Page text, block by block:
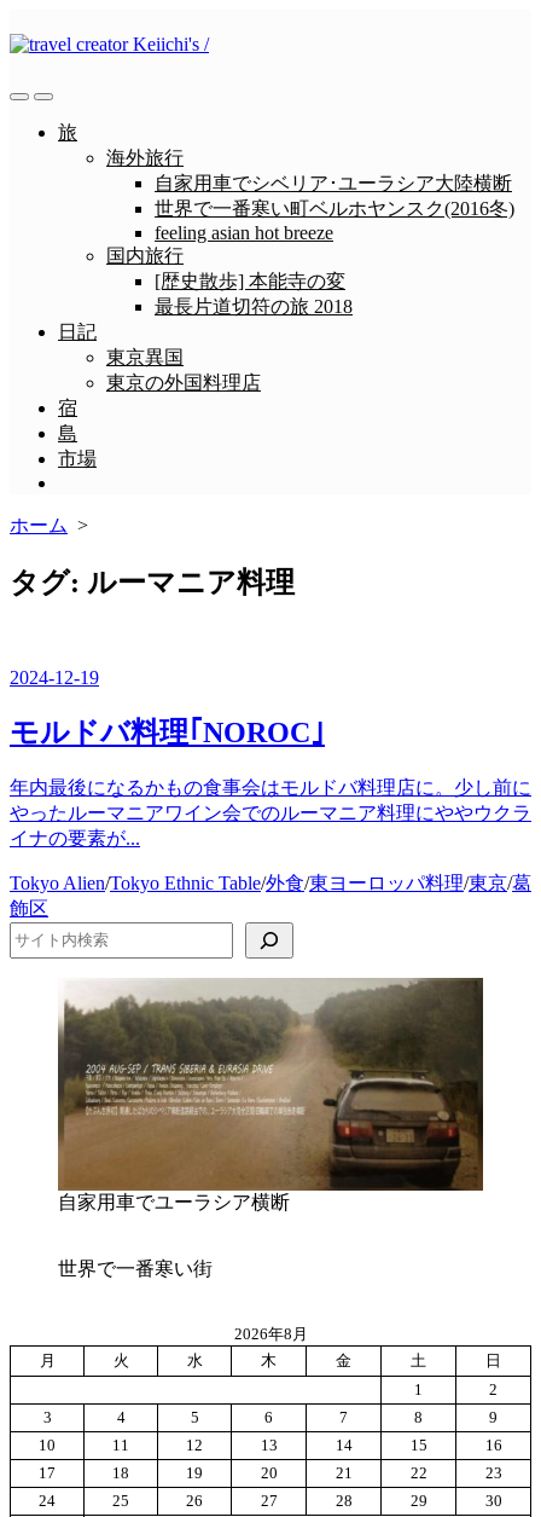
ン
ン
検
メ
ニ 旅
海外旅行
自家用車でシベリア･ユーラシア大陸横断
世界で一番寒い町ベルホヤンスク(2016冬)
feeling asian hot breeze
国内旅行
[歴史散歩] 本能寺の変
最長片道切符の旅 2018
日記
東京異国
東京の外国料理店
宿
島
市場
ュ
を
閉
ホーム >
タグ: ルーマニア料理
2024-12-19
モルドバ料理｢NOROC｣
年内最後になるかもの食事会はモルドバ料理店に。少し前に
やったルーマニアワイン会でのルーマニア料理にややウクラ
イナの要素が...
カ
テ
ゴ
リ
Tokyo Alien/Tokyo Ethnic Table/外食/東ヨーロッパ料理/東京/葛
飾区
検索
自家用車でユーラシア横断
世界で一番寒い街
2026年8月
月
火 水 木 金 土
日
1
2
3
4 5 6 7 8
9
10
11 12 13 14 15
16
17
18 19 20 21 22
23
24
25 26 27 28 29
30